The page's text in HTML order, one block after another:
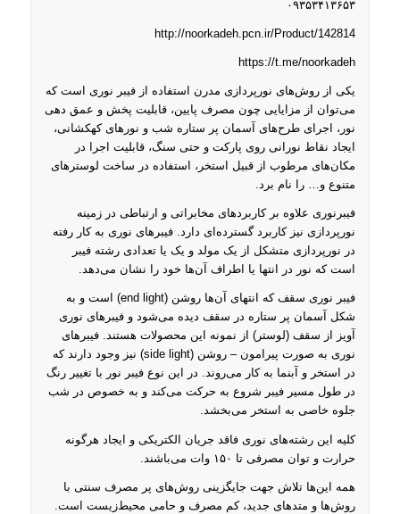
۰۹۳۵۳۴۱۳۶۵۳
http://noorkadeh.pcn.ir/Product/142814
https://t.me/noorkadeh
یکی از روش‌های نورپردازی مدرن استفاده از فیبر نوری است که
می‌توان از مزایایی چون مصرف پایین، قابلیت پخش و عمق دهی
نور، اجرای طرح‌های آسمان پر ستاره شب و نورهای کهکشانی،
ایجاد نقاط نورانی روی پارکت و حتی سنگ، قابلیت اجرا در
مکان‌های مرطوب از قبیل استخر، استفاده در ساخت لوسترهای
متنوع و… را نام برد.
فیبرنوری علاوه بر کاربردهای مخابراتی و ارتباطی در زمینه
نورپردازی نیز کاربرد گسترده‌ای دارد. فیبرهای نوری به کار رفته
در نورپردازی متشکل از یک مولد و یک یا تعدادی رشته فیبر
است که نور در انتها یا اطراف آن‌ها خود را نشان می‌دهد.
فیبر نوری سقف که انتهای آن‌ها روشن (end light) است و به
شکل آسمان پر ستاره در سقف دیده می‌شود و فیبرهای نوری
آویز از سقف (لوستر) از نمونه‌ این محصولات هستند. فیبرهای
نوری به صورت پیرامون – روشن (side light) نیز وجود دارند که
در استخر و آبنما به کار می‌روند. در این نوع فیبر نور با تغییر رنگ
در طول مسیر فیبر شروع به حرکت می‌کند و به خصوص در شب
جلوه خاصی به استخر می‌بخشد.
کلیه این رشته‌های نوری فاقد جریان الکتریکی و ایجاد هرگونه
حرارت و توان مصرفی تا ۱۵۰ وات می‌باشند.
همه این‌ها تلاش جهت جایگزینی روش‌های پر مصرف سنتی با
روش‌ها و متدهای جدید، کم مصرف و حامی محیط‌زیست است.